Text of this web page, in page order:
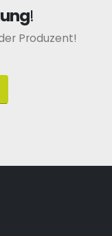
!
Produzent!